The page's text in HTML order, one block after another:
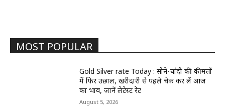
MOST POPULAR
Gold Silver rate Today : सोने-चांदी की कीमतों
में फिर उछाल, खरीदारी से पहले चेक कर लें आज
का भाव, जानें लेटेस्ट रेट
August 5, 2026